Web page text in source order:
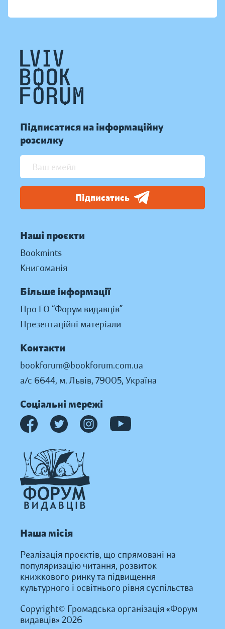
Підписатися на інформаційну
розсилку
Підписатись
Наші проєкти
Bookmints
Книгоманія
Більше інформації
Про ГО “Форум видавців”
Презентаційні матеріали
Контакти
bookforum@bookforum.com.ua
а/с 6644, м. Львів, 79005, Україна
Соціальні мережі
Наша місія
Реалізація проєктів, що спрямовані на
популяризацію читання, розвиток
книжкового ринку та підвищення
культурного і освітнього рівня суспільства
Copyright© Громадська організація «Форум
видавців» 2026